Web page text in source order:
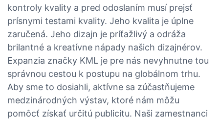
kontroly kvality a pred odoslaním musí prejsť
prísnymi testami kvality. Jeho kvalita je úplne
zaručená. Jeho dizajn je príťažlivý a odráža
brilantné a kreatívne nápady našich dizajnérov.
Expanzia značky KML je pre nás nevyhnutne tou
správnou cestou k postupu na globálnom trhu.
Aby sme to dosiahli, aktívne sa zúčastňujeme
medzinárodných výstav, ktoré nám môžu
pomôcť získať určitú publicitu. Naši zamestnanci